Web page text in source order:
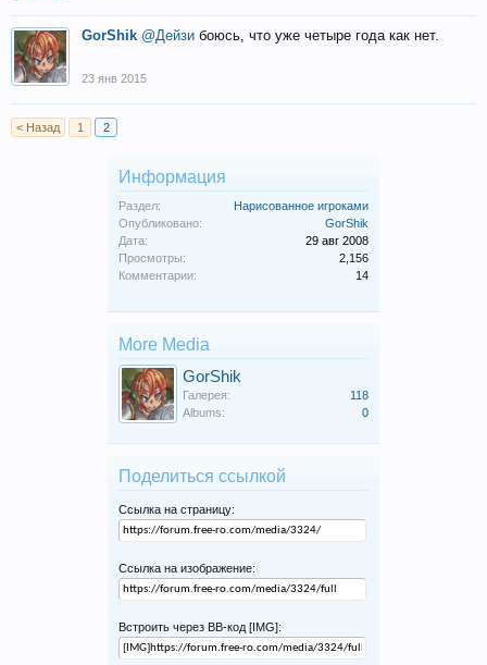
GorShik @Дейзи боюсь, что уже четыре года как нет.
23 янв 2015
< Назад 1 2
Информация
Раздел:
Нарисованное игроками
Опубликовано:
GorShik
Дата:
29 авг 2008
Просмотры:
2,156
Комментарии:
14
More Media
GorShik
Галерея:
118
Albums:
0
Поделиться ссылкой
Ссылка на страницу:
Ссылка на изображение:
Встроить через BB-код [IMG]: